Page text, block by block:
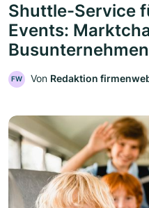
Shuttle-Service
Events:
Busunternehmen
FW Von Redaktion